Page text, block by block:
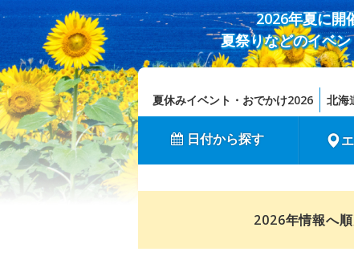
2026年夏に開
夏祭りなどのイベ
夏休みイベント・おでかけ2026 北海
日付から探す
2026年情報へ